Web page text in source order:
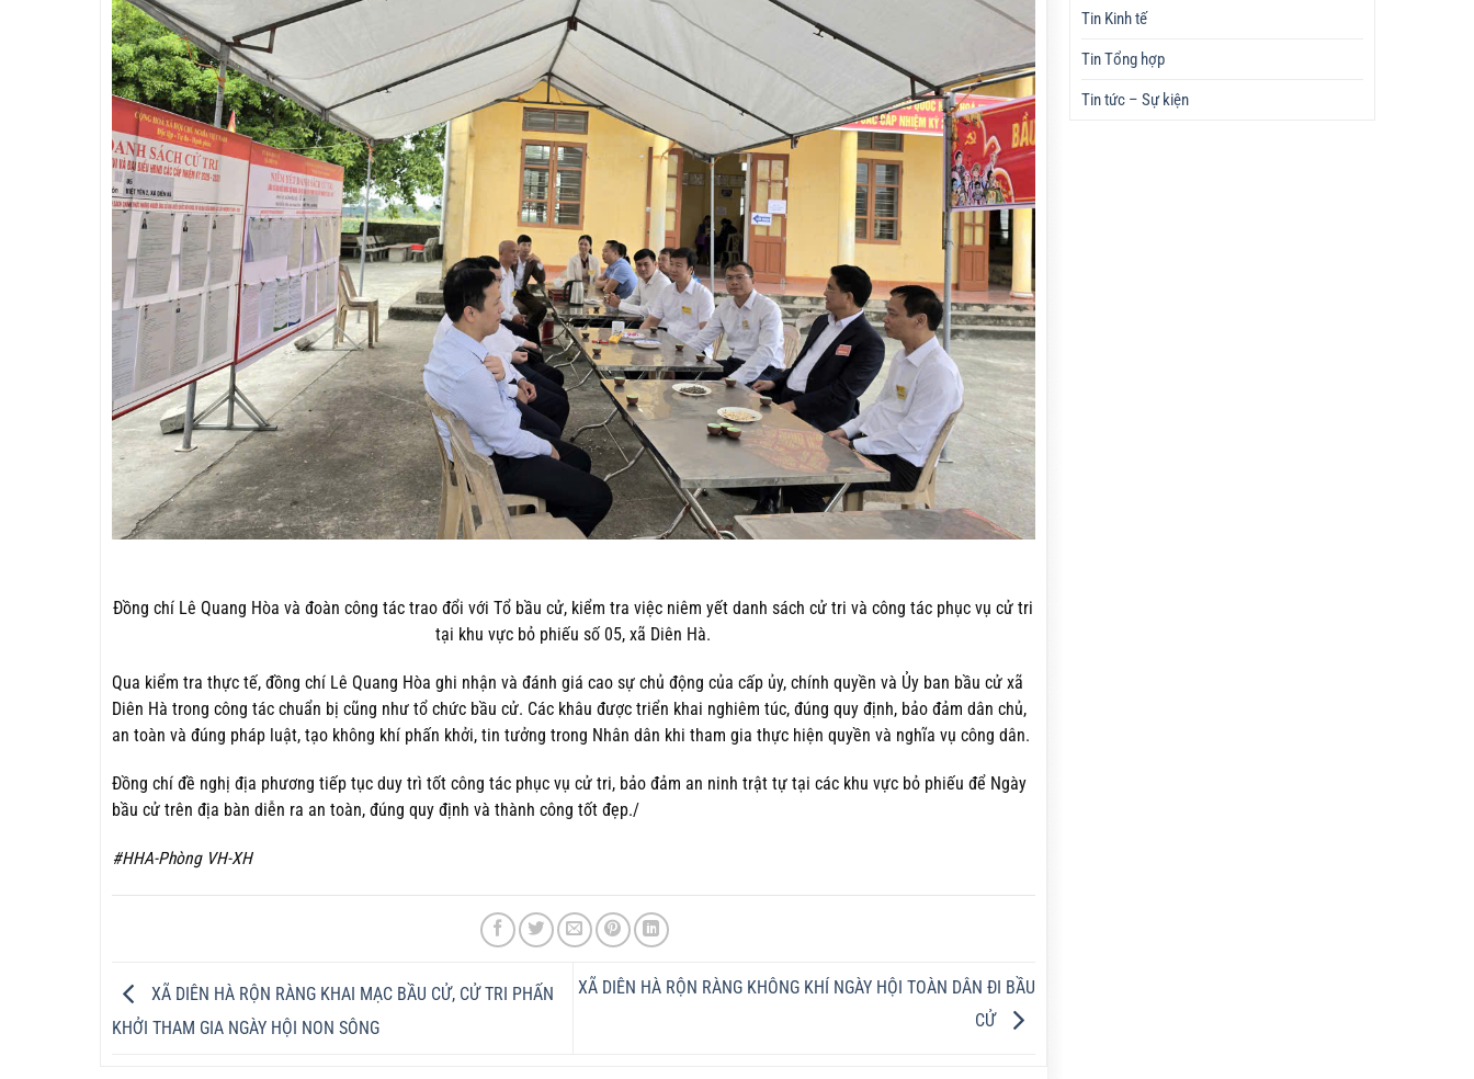
Đồng chí Lê Quang Hòa và đoàn công tác trao đổi với Tổ bầu cử, kiểm tra việc niêm yết danh sách cử tri và công tác phục vụ cử tri
tại khu vực bỏ phiếu số 05, xã Diên Hà.
Qua kiểm tra thực tế, đồng chí Lê Quang Hòa ghi nhận và đánh giá cao sự chủ động của cấp ủy, chính quyền và Ủy ban bầu cử xã
Diên Hà trong công tác chuẩn bị cũng như tổ chức bầu cử. Các khâu được triển khai nghiêm túc, đúng quy định, bảo đảm dân chủ,
an toàn và đúng pháp luật, tạo không khí phấn khởi, tin tưởng trong Nhân dân khi tham gia thực hiện quyền và nghĩa vụ công dân.
Đồng chí đề nghị địa phương tiếp tục duy trì tốt công tác phục vụ cử tri, bảo đảm an ninh trật tự tại các khu vực bỏ phiếu để Ngày
bầu cử trên địa bàn diễn ra an toàn, đúng quy định và thành công tốt đẹp./
#HHA-Phòng VH-XH
XÃ DIÊN HÀ RỘN RÀNG KHAI MẠC BẦU CỬ, CỬ TRI PHẤN
KHỞI THAM GIA NGÀY HỘI NON SÔNG
XÃ DIÊN HÀ RỘN RÀNG KHÔNG KHÍ NGÀY HỘI TOÀN DÂN ĐI BẦU
CỬ
Tin Kinh tế
Tin Tổng hợp
Tin tức – Sự kiện